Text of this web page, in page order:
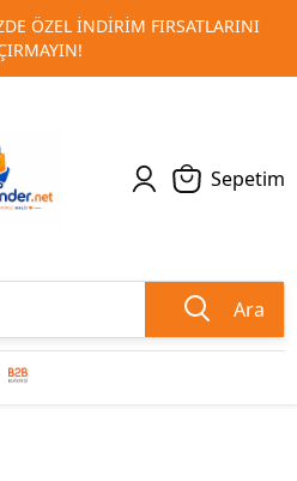
PROMOSYON VE MATBAA
1 2
Sepetim
Ara